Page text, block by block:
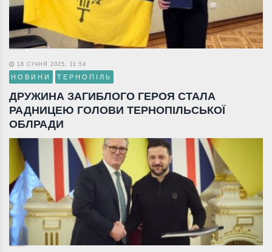
18 СІЧНЯ 2025, 11:54
НОВИНИ ТЕРНОПІЛЬ
ДРУЖИНА ЗАГИБЛОГО ГЕРОЯ СТАЛА
РАДНИЦЕЮ ГОЛОВИ ТЕРНОПІЛЬСЬКОЇ
ОБЛРАДИ